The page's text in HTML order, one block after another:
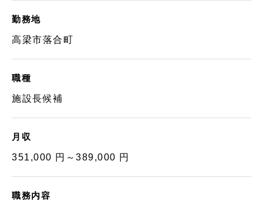
勤務地
高梁市落合町
職種
施設長候補
月収
351,000 円～389,000 円
職務内容